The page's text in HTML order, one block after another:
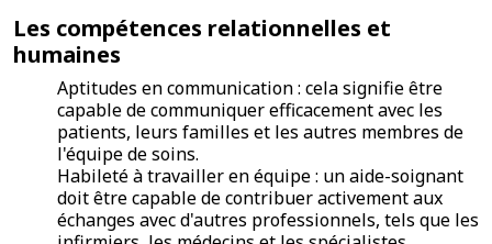
Les compétences relationnelles et
humaines
Aptitudes en communication : cela signifie être
capable de communiquer efficacement avec les
patients, leurs familles et les autres membres de
l'équipe de soins.
Habileté à travailler en équipe : un aide-soignant
doit être capable de contribuer activement aux
échanges avec d'autres professionnels, tels que les